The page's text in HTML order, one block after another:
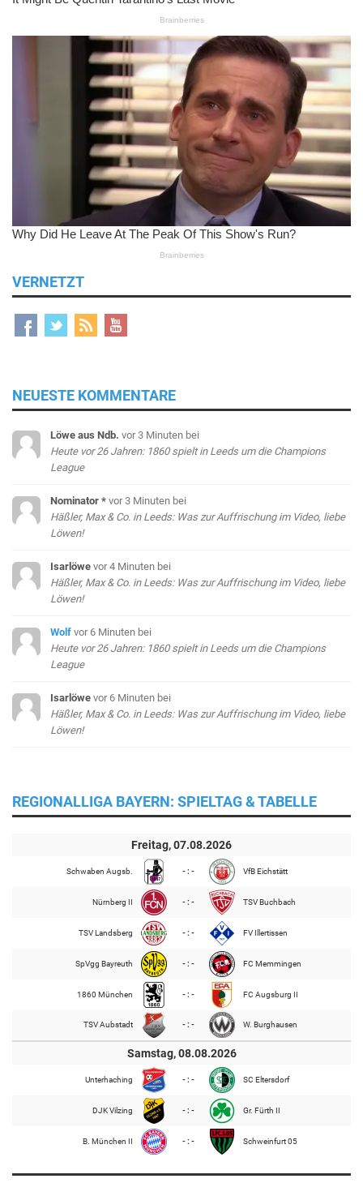
VERNETZT
NEUESTE KOMMENTARE
Löwe aus Ndb. vor 3 Minuten bei
Heute vor 26 Jahren: 1860 spielt in Leeds um die Champions
League
Nominator * vor 3 Minuten bei
Häßler, Max & Co. in Leeds: Was zur Auffrischung im Video, liebe
Löwen!
Isarlöwe vor 4 Minuten bei
Häßler, Max & Co. in Leeds: Was zur Auffrischung im Video, liebe
Löwen!
Wolf vor 6 Minuten bei
Heute vor 26 Jahren: 1860 spielt in Leeds um die Champions
League
Isarlöwe vor 6 Minuten bei
Häßler, Max & Co. in Leeds: Was zur Auffrischung im Video, liebe
Löwen!
REGIONALLIGA BAYERN: SPIELTAG & TABELLE
Freitag, 07.08.2026
Schwaben Augsb. - : - VfB Eichstätt
Nürnberg II - : - TSV Buchbach
TSV Landsberg - : - FV Illertissen
SpVgg Bayreuth - : - FC Memmingen
1860 München - : - FC Augsburg II
TSV Aubstadt - : - W. Burghausen
Samstag, 08.08.2026
Unterhaching - : - SC Eltersdorf
DJK Vilzing - : - Gr. Fürth II
B. München II - : - Schweinfurt 05